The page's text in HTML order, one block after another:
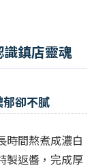
鎮店靈魂
卻不膩
時間熬煮成濃白
製返醬，完成厚